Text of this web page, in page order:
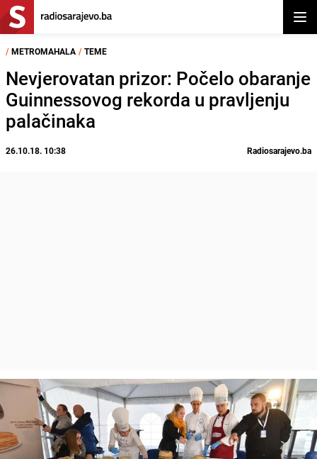
/ METROMAHALA / TEME
Nevjerovatan prizor: Počelo obaranje
Guinnessovog rekorda u pravljenju
palačinaka
26.10.18. 10:38 Radiosarajevo.ba